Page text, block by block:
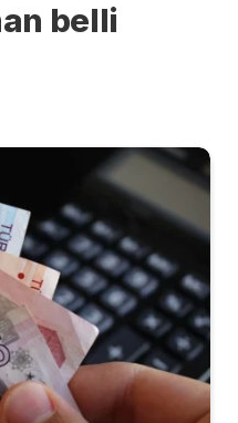
belli